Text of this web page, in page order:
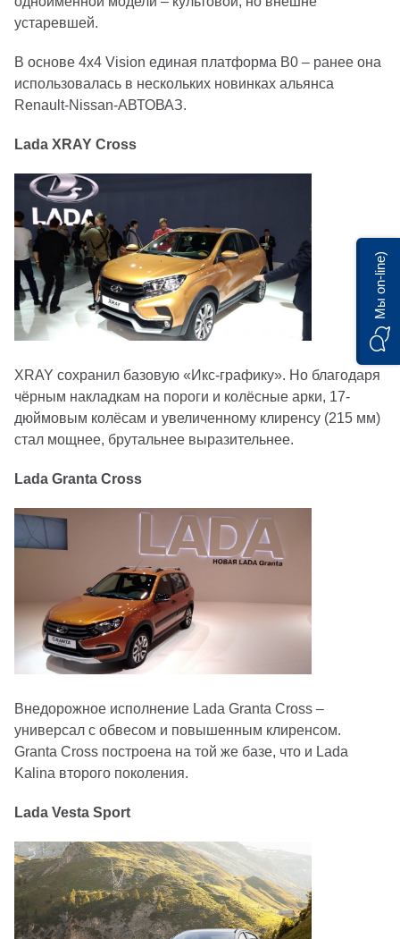
устаревшей.
В основе 4x4 Vision единая платформа В0 – ранее она
использовалась в нескольких новинках альянса
Renault-Nissan-АВТОВАЗ.
Lada XRAY Cross
XRAY сохранил базовую «Икс-графику». Но благодаря
чёрным накладкам на пороги и колёсные арки, 17-
дюймовым колёсам и увеличенному клиренсу (215 мм)
стал мощнее, брутальнее выразительнее.
Lada Granta Cross
Внедорожное исполнение Lada Granta Cross –
универсал с обвесом и повышенным клиренсом.
Granta Cross построена на той же базе, что и Lada
Kalina второго поколения.
Lada Vesta Sport
Мы on-line)